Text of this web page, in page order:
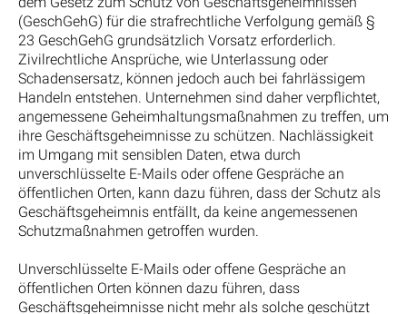
(GeschGehG) für die strafrechtliche Verfolgung gemäß §
23 GeschGehG grundsätzlich Vorsatz erforderlich.
Zivilrechtliche Ansprüche, wie Unterlassung oder
Schadensersatz, können jedoch auch bei fahrlässigem
Handeln entstehen. Unternehmen sind daher verpflichtet,
angemessene Geheimhaltungsmaßnahmen zu treffen, um
ihre Geschäftsgeheimnisse zu schützen. Nachlässigkeit
im Umgang mit sensiblen Daten, etwa durch
unverschlüsselte E-Mails oder offene Gespräche an
öffentlichen Orten, kann dazu führen, dass der Schutz als
Geschäftsgeheimnis entfällt, da keine angemessenen
Schutzmaßnahmen getroffen wurden.
Unverschlüsselte E-Mails oder offene Gespräche an
öffentlichen Orten können dazu führen, dass
Geschäftsgeheimnisse nicht mehr als solche geschützt